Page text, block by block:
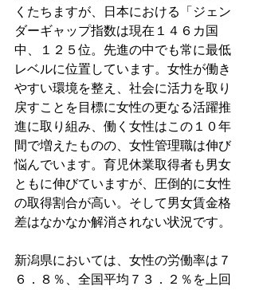
くたちますが、日本における「ジェン
ダーギャップ指数は現在１４６カ国
中、１２５位。先進の中でも常に最低
レベルに位置しています。女性が働き
やすい環境を整え、社会に活力を取り
戻すことを目標に女性の更なる活躍推
進に取り組み、働く女性はこの１０年
間で増えたものの、女性管理職は伸び
悩んでいます。育児休業取得者も男女
ともに伸びていますが、圧倒的に女性
の取得割合が高い。そして男女賃金格
差はなかなか解消されない状況です。
新潟県においては、女性の労働率は７
６．８％、全国平均７３．２％を上回